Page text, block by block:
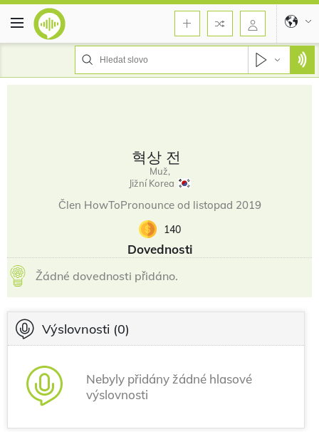
혁상 전
Muž,
Jižní Korea
Člen HowToPronounce od listopad 2019
140
Dovednosti
Žádné dovednosti přidáno.
Výslovnosti (0)
Nebyly přidány žádné hlasové
výslovnosti